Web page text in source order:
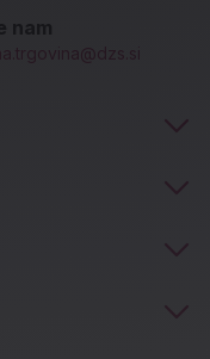
nam